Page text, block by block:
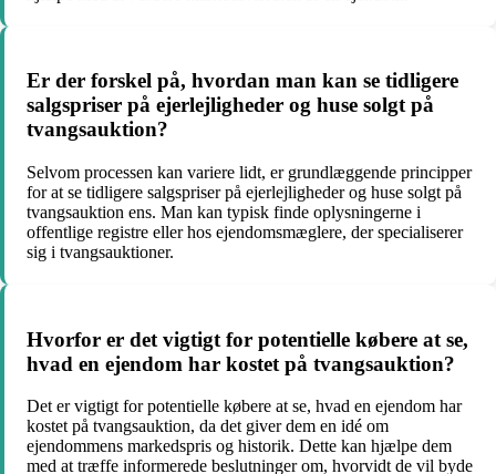
Er der forskel på, hvordan man kan se tidligere
salgspriser på ejerlejligheder og huse solgt på
tvangsauktion?
Selvom processen kan variere lidt, er grundlæggende principper
for at se tidligere salgspriser på ejerlejligheder og huse solgt på
tvangsauktion ens. Man kan typisk finde oplysningerne i
offentlige registre eller hos ejendomsmæglere, der specialiserer
sig i tvangsauktioner.
Hvorfor er det vigtigt for potentielle købere at se,
hvad en ejendom har kostet på tvangsauktion?
Det er vigtigt for potentielle købere at se, hvad en ejendom har
kostet på tvangsauktion, da det giver dem en idé om
ejendommens markedspris og historik. Dette kan hjælpe dem
med at træffe informerede beslutninger om, hvorvidt de vil byde